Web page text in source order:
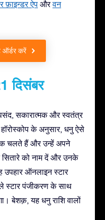
फ़ाइन्डर ऐप औरवन
ऑर्डर करें
दिसंबर
पसंद, सकारात्मक और स्वतंत्र
के अनुसार, धनु ऐसे
चलते हैं और उन्हें अपने
सितारे को नाम दें और उनके
ऑनलाइन स्टार
स्टार पंजीकरण के साथ
बेशक़, यह धनु राशि वालों